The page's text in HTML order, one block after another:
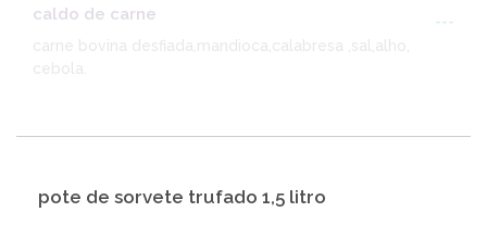
caldo de carne
---
carne bovina desfiada,mandioca,calabresa ,sal,alho,
cebola.
pote de sorvete trufado 1,5 litro